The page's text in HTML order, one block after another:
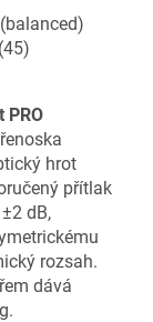
PRO
hrot
přítlak
dB,
rozsah.
dává